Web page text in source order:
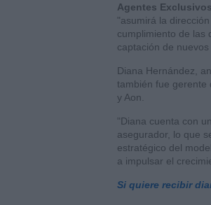
Agentes Exclusivos
"asumirá la
cumplimiento de las
captación de
Diana Hernández,
también fue gerente
y Aon.
"Diana cuenta con
asegurador, lo que
estratégico del
a impulsar el
Si quiere recibir